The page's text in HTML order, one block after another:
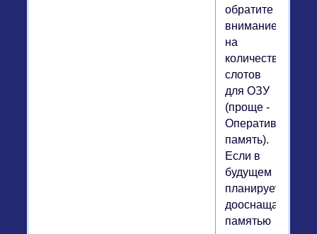
обратите
внимание
на
количество
слотов
для ОЗУ
(проще -
Оперативная
память).
Если в
будущем
планируете
дооснащать
памятью